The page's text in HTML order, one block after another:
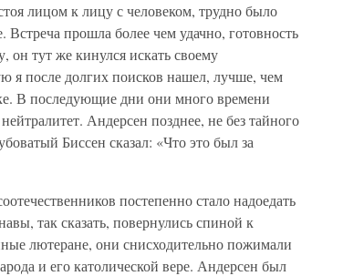
лицом к лицу с человеком, трудно было
прошла более чем удачно, готовность
тут же кинулся искать своему
я после долгих поисков нашел, лучше, чем
В последующие дни они много времени
Андерсен позднее, не без тайного
Биссен сказал: «Что это был за
постепенно стало надоедать
так сказать, повернулись спиной к
лютеране, они снисходительно пожимали
и его католической вере. Андерсен был